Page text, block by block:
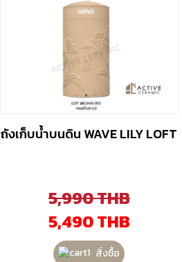
ถังเก็บน้ำบนดิน WAVE LILY LOFT
5,990THB
5,490THB
สั่งซื้อ